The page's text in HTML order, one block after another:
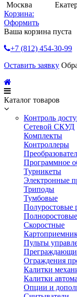
Москва
Корзина:
Оформить
Ваша корзина пуста
+7 (812) 454-30-99
Оставить заявку
Каталог товаров
Контроль
Сетевой СКУД
Комплекты
Контроллеры
Программное
Турникеты
Электронные
Триподы
Тумбовые
Полуростовые
Полноростовые
Скоростные
Пульты
Ограждения
Калитки
Калитки
Опции и